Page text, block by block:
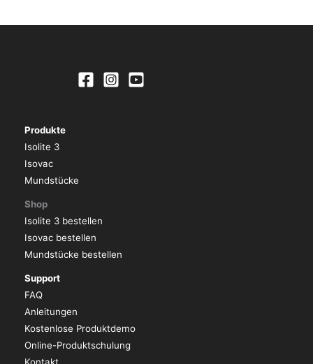
Produkte
Isolite 3
Isovac
Mundstücke
Shop
Isolite 3 bestellen
Isovac bestellen
Mundstücke bestellen
Support
FAQ
Anleitungen
Kostenlose Produktdemo
Online-Produktschulung